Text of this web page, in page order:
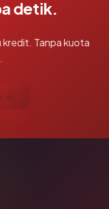
detik.
Tanpa kuota
→